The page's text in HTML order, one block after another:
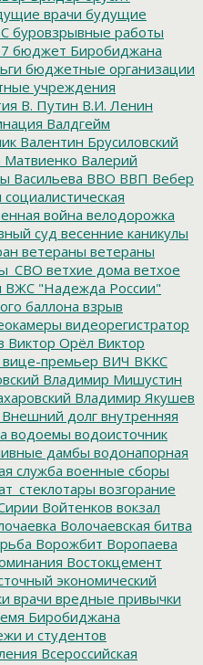
врачи будущие
буровзрывные работы
бюджет Биробиджана
бюджетные организации
учреждения
В. Путин В.И. Ленин
Валдгейм
Валентин Брусиловский
Матвиенко Валерий
Васильева ВВО ВВП Вебер
война велодорожка
суд весенние каникулы
ветераны ветераны
ветхие дома ветхое
ВЖС "Надежда России"
баллона взрыв
видеорегистратор
Виктор Орёл Виктор
вице-премьер ВИЧ ВККС
Владимир Мишустин
Владимир Якушев
Внешний долг внутренняя
водоемы водоисточник
дамбы водонапорная
служба военные сборы
возгорание
Войтенков вокзал
Волочаевская битва
Ворожбит Воропаева
Востокцемент
экономический
врачи вредные привычки
Биробиджана
и студентов
Всероссийская